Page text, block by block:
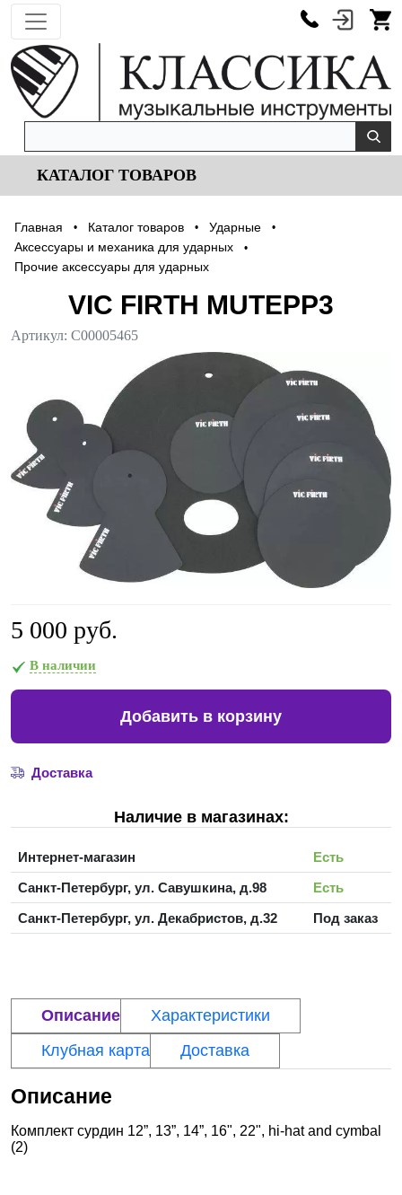
КАТАЛОГ ТОВАРОВ
Главная • Каталог товаров • Ударные •
Аксессуары и механика для ударных •
Прочие аксессуары для ударных
VIC FIRTH MUTEPP3
Артикул: С00005465
5 000 руб.
В наличии
Добавить в корзину
Доставка
Наличие в магазинах:
Интернет-магазин
Есть
Санкт-Петербург, ул. Савушкина, д.98
Есть
Санкт-Петербург, ул. Декабристов, д.32
Под заказ
Описание
Характеристики
Клубная карта
Доставка
Описание
Комплект сурдин 12”, 13”, 14”, 16", 22", hi-hat and cymbal
(2)